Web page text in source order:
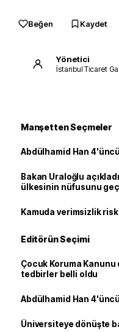
Beğen Kaydet
Yönetici
İstanbul Ticaret
Manşetten Seçmeler
Abdülhamid Han 4'üncü
Bakan Uraloğlu
ülkesinin nüfusunu
Kamuda verimsizlik
Editörün Seçimi
Çocuk Koruma
tedbirler belli oldu
Abdülhamid Han 4'üncü
Üniversiteye dönüşte